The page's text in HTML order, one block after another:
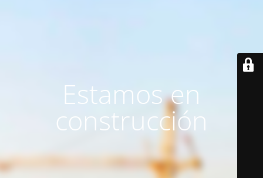
Estamos en
construcción